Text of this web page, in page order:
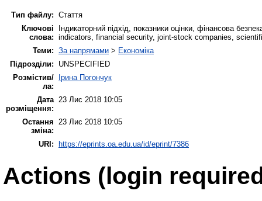
Тип файлу: Стаття
Ключові
слова:
Iндикаторний підхід, показники оцінки, фінансова
indicators, financial security, joint-stock companies,
Теми: За напрямами > Економіка
Підрозділи:
UNSPECIFIED
Розмістив/
ла:
Ірина Погончук
Дата
розміщення:
23 Лис 2018 10:05
Остання
зміна:
23 Лис 2018 10:05
URI: https://eprints.oa.edu.ua/id/eprint/7386
Actions (login